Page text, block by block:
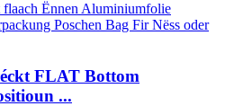
FLAT Bottom
...